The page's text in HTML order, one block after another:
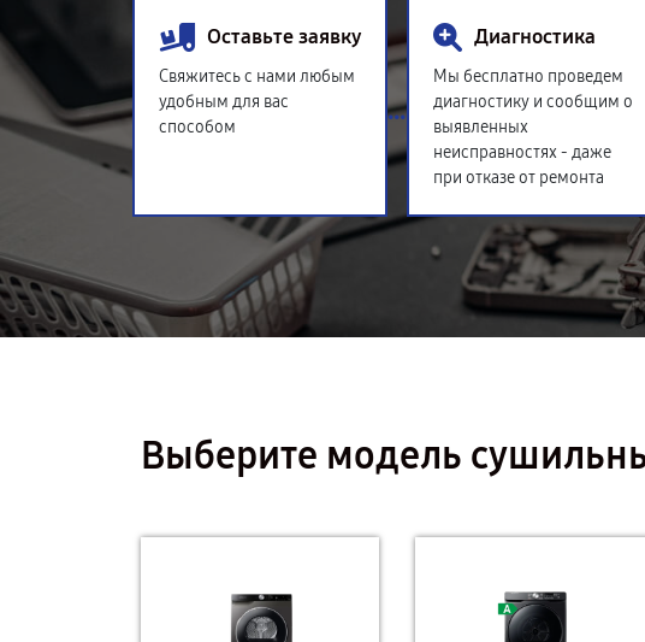
Оставьте заявку
Свяжитесь с нами любым
удобным для вас
способом
Диагностика
Мы бесплатно проведем
диагностику и сообщим о
выявленных
неисправностях - даже
при отказе от ремонта
Выберите модель